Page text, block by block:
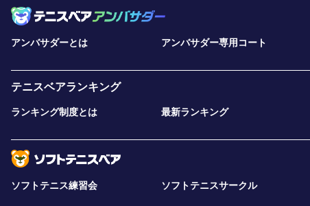
アンバサダーとは アンバサダー専用コート
テニスベアランキング
ランキング制度とは 最新ランキング
ソフトテニス練習会 ソフトテニスサークル